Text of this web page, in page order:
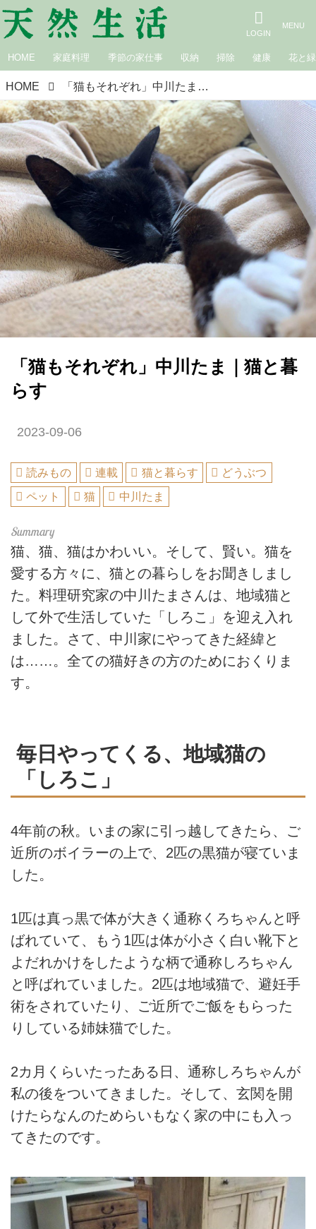
HOME 家庭料理 季節の家仕事 収納 掃除 健康 花と緑
HOME 「猫もそれぞれ」中川たま｜猫と暮らす
「猫もそれぞれ」中川たま｜猫と暮
らす
2023-09-06
読みもの 連載 猫と暮らす
どうぶつ
ペット
猫 中川たま
猫、猫、猫はかわいい。そして、賢い。猫を
愛する方々に、猫との暮らしをお聞きしまし
た。料理研究家の中川たまさんは、地域猫と
して外で生活していた「しろこ」を迎え入れ
ました。さて、中川家にやってきた経緯と
は……。全ての猫好きの方のためにおくりま
す。
毎日やってくる、地域猫の
「しろこ」
4年前の秋。いまの家に引っ越してきたら、ご
近所のボイラーの上で、2匹の黒猫が寝ていま
した。
1匹は真っ黒で体が大きく通称くろちゃんと呼
ばれていて、もう1匹は体が小さく白い靴下と
よだれかけをしたような柄で通称しろちゃん
と呼ばれていました。2匹は地域猫で、避妊手
術をされていたり、ご近所でご飯をもらった
りしている姉妹猫でした。
2カ月くらいたったある日、通称しろちゃんが
私の後をついてきました。そして、玄関を開
けたらなんのためらいもなく家の中にも入っ
てきたのです。